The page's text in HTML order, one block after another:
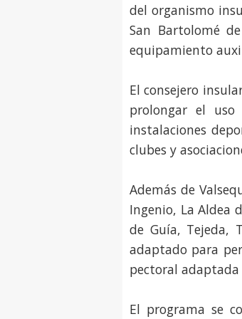
del organismo
San Bartolomé
equipamiento
El consejero
prolongar el
instalaciones
clubes y
Además de
Ingenio, La Aldea
de Guía, Tejeda,
adaptado para
pectoral
El programa se